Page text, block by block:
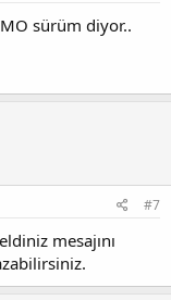
sürüm diyor..
#7
mesajını